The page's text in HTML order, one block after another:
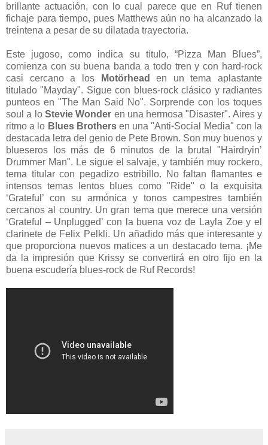
brillante actuación, con lo cual parece que en Ruf tienen
fichaje para tiempo, pues Matthews aún no ha alcanzado la
treintena a pesar de su dilatada trayectoria.
Este jugoso, como indica su título, “Pizza Man Blues”,
comienza con su buena banda a todo tren y con hard-rock
casi cercano a los
Motörheaden un tema aplastante
titulado "Mayday". Sigue con blues-rock clásico y radiantes
punteos en "The Man Said No". Sorprende con los toques
soul a lo Stevie Wonder en una hermosa "Disaster". Aires y
ritmo a lo Blues Brothersen una "Anti-Social Media" con la
destacada letra del genio de Pete Brown. Son muy buenos y
blueseros los más de 6 minutos de la brutal "Hairdryin’
Drummer Man". Le sigue el salvaje, y también muy rockero,
tema titular con pegadizo estribillo. No faltan flamantes e
intensos temas lentos blues como "Ride" o la exquisita
‘Grateful’ con su armónica y tonos campestres también
cercanos al country. Un gran tema que merece una versión
‘Grateful – Unplugged’ con la buena voz de Layla Zoe y el
clarinete de Felix Pelkli. Un añadido más que interesante y
que proporciona nuevos matices a un destacado tema. ¡Me
da la impresión que Krissy se convertirá en otro fijo en la
buena escudería blues-rock de Ruf Records!